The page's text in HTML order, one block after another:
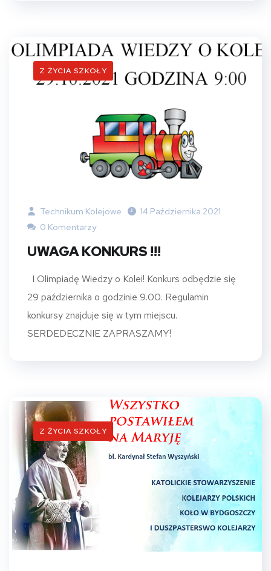
Z ŻYCIA SZKOŁY
Technikum Kolejowe
14 Października 2021
0 Komentarzy
UWAGA KONKURS !!!
I Olimpiadę Wiedzy o Kolei! Konkurs odbędzie się
29 października o godzinie 9.00. Regulamin
konkursy znajduje się w tym miejscu.
SERDEDECZNIE ZAPRASZAMY!
Z ŻYCIA SZKOŁY